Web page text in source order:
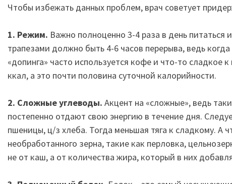
Чтобы избежать данных проблем, врач советует
1. Режим. Важно полноценно 3-4 раза в день питаться
трапезами должно быть 4-6 часов перерыва, ведь
«допинга» часто используется кофе и что-то сладкое
ккал, а это почти половина суточной калорийности.
2. Сложные углеводы. Акцент на «сложные», ведь
постепенно отдают свою энергию в течение дня.
пшеницы, ц/з хлеба. Тогда меньшая тяга к сладкому. А
необработанного зерна, такие как перловка,
не от каш, а от количества жира, который в них